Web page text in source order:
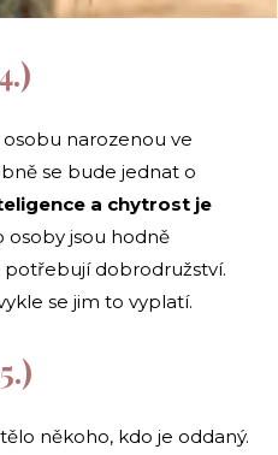
narozenou ve
se bude jednat o
a chytrost je
osoby jsou hodně
potřebují dobrodružství.
se jim to vyplatí.
někoho, kdo je oddaný.